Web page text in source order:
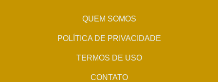
QUEM SOMOS
POLÍTICA DE PRIVACIDADE
TERMOS DE USO
CONTATO